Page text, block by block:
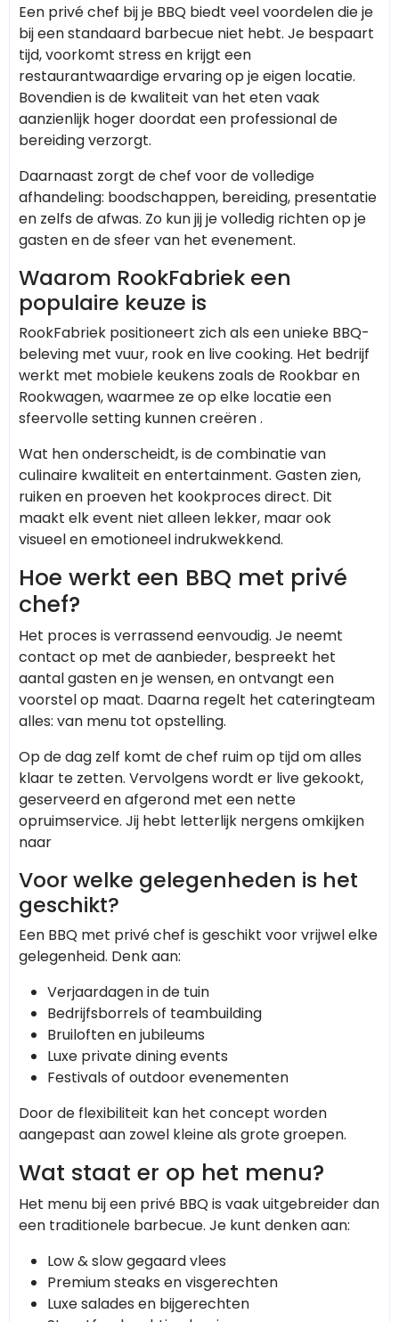
Een privé chef bij je BBQ biedt veel voordelen die je
bij een standaard barbecue niet hebt. Je bespaart
tijd, voorkomt stress en krijgt een
restaurantwaardige ervaring op je eigen locatie.
Bovendien is de kwaliteit van het eten vaak
aanzienlijk hoger doordat een professional de
bereiding verzorgt.
Daarnaast zorgt de chef voor de volledige
afhandeling: boodschappen, bereiding, presentatie
en zelfs de afwas. Zo kun jij je volledig richten op je
gasten en de sfeer van het evenement.
Waarom RookFabriek een
populaire keuze is
RookFabriek positioneert zich als een unieke BBQ-
beleving met vuur, rook en live cooking. Het bedrijf
werkt met mobiele keukens zoals de Rookbar en
Rookwagen, waarmee ze op elke locatie een
sfeervolle setting kunnen creëren .
Wat hen onderscheidt, is de combinatie van
culinaire kwaliteit en entertainment. Gasten zien,
ruiken en proeven het kookproces direct. Dit
maakt elk event niet alleen lekker, maar ook
visueel en emotioneel indrukwekkend.
Hoe werkt een BBQ met privé
chef?
Het proces is verrassend eenvoudig. Je neemt
contact op met de aanbieder, bespreekt het
aantal gasten en je wensen, en ontvangt een
voorstel op maat. Daarna regelt het cateringteam
alles: van menu tot opstelling.
Op de dag zelf komt de chef ruim op tijd om alles
klaar te zetten. Vervolgens wordt er live gekookt,
geserveerd en afgerond met een nette
opruimservice. Jij hebt letterlijk nergens omkijken
naar
Voor welke gelegenheden is het
geschikt?
Een BBQ met privé chef is geschikt voor vrijwel elke
gelegenheid. Denk aan:
Verjaardagen in de tuin
Bedrijfsborrels of teambuilding
Bruiloften en jubileums
Luxe private dining events
Festivals of outdoor evenementen
Door de flexibiliteit kan het concept worden
aangepast aan zowel kleine als grote groepen.
Wat staat er op het menu?
Het menu bij een privé BBQ is vaak uitgebreider dan
een traditionele barbecue. Je kunt denken aan:
Low & slow gegaard vlees
Premium steaks en visgerechten
Luxe salades en bijgerechten